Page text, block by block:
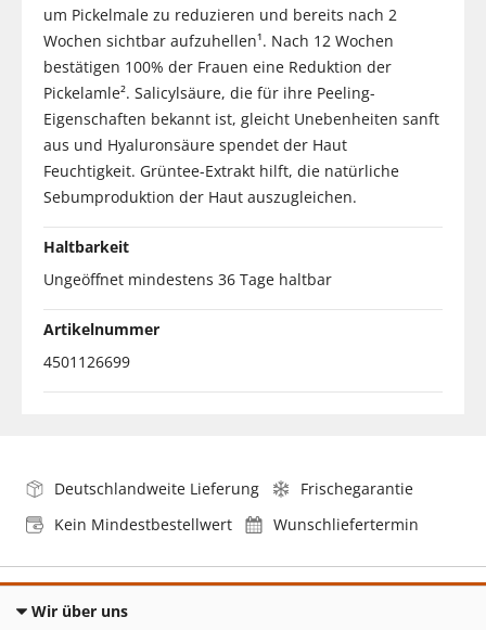
um Pickelmale zu reduzieren und bereits nach 2
Wochen sichtbar aufzuhellen¹. Nach 12 Wochen
bestätigen 100% der Frauen eine Reduktion der
Pickelamle². Salicylsäure, die für ihre Peeling-
Eigenschaften bekannt ist, gleicht Unebenheiten sanft
aus und Hyaluronsäure spendet der Haut
Feuchtigkeit. Grüntee-Extrakt hilft, die natürliche
Sebumproduktion der Haut auszugleichen.
Haltbarkeit
Ungeöffnet mindestens 36 Tage haltbar
Artikelnummer
4501126699
Deutschlandweite Lieferung
Frischegarantie
Kein Mindestbestellwert
Wunschliefertermin
Wir über uns